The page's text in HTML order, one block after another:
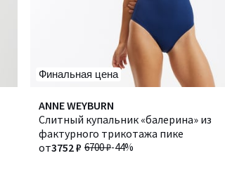
Финальная цена
ANNE WEYBURN
Слитный купальник «балерина» из
фактурного трикотажа пике
6700 ₽-44%
от3752 ₽
4,6
/ 5
Количество
цветов:
2